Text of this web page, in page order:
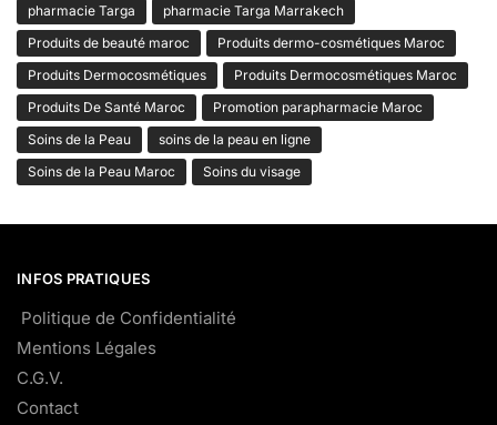
pharmacie Targa
pharmacie Targa Marrakech
Produits de beauté maroc
Produits dermo-cosmétiques Maroc
Produits Dermocosmétiques
Produits Dermocosmétiques Maroc
Produits De Santé Maroc
Promotion parapharmacie Maroc
Soins de la Peau
soins de la peau en ligne
Soins de la Peau Maroc
Soins du visage
INFOS PRATIQUES
Politique de Confidentialité
Mentions Légales
C.G.V.
Contact